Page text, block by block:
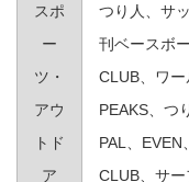
スポ
ー
ツ・
アウ
トド
ア
つり人、サ
刊ベースボ
CLUB、ワー
PEAKS、つ
PAL、
CLUB、サ